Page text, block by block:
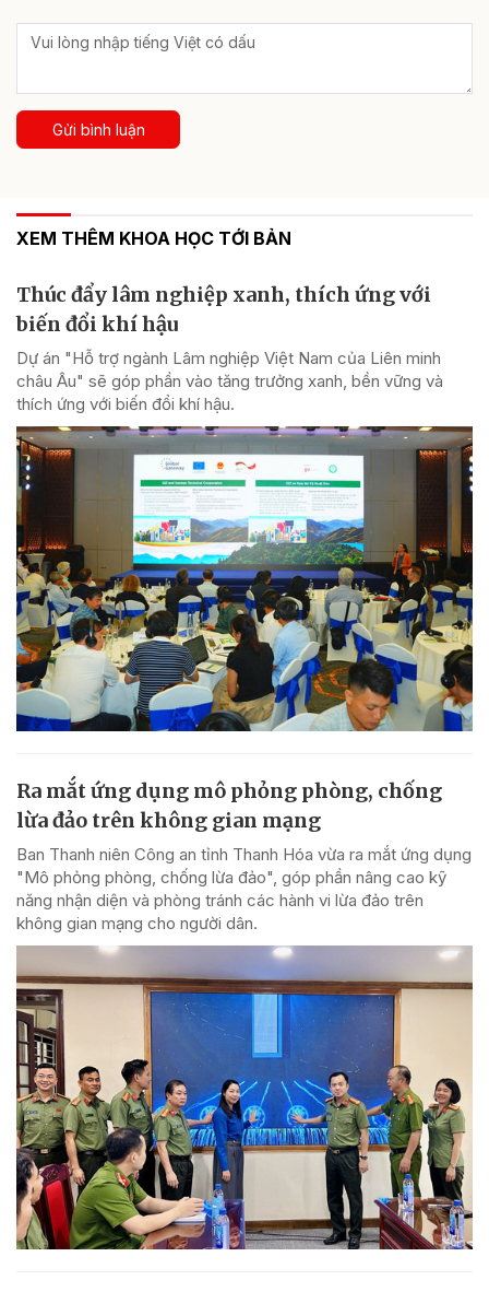
Gửi bình luận
XEM THÊM KHOA HỌC TỚI BẢN
Thúc đẩy lâm nghiệp xanh, thích ứng với
biến đổi khí hậu
Dự án "Hỗ trợ ngành Lâm nghiệp Việt Nam của Liên minh
châu Âu" sẽ góp phần vào tăng trưởng xanh, bền vững và
thích ứng với biến đổi khí hậu.
Ra mắt ứng dụng mô phỏng phòng, chống
lừa đảo trên không gian mạng
Ban Thanh niên Công an tỉnh Thanh Hóa vừa ra mắt ứng dụng
"Mô phỏng phòng, chống lừa đảo", góp phần nâng cao kỹ
năng nhận diện và phòng tránh các hành vi lừa đảo trên
không gian mạng cho người dân.